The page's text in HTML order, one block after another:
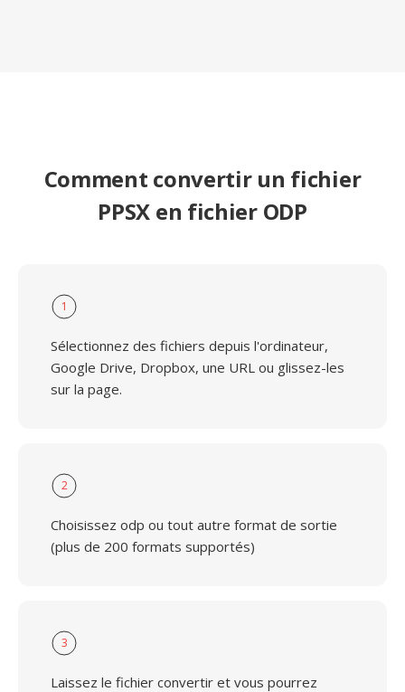
Comment convertir un fichier
PPSX en fichier ODP
1
Sélectionnez des fichiers depuis l'ordinateur,
Google Drive, Dropbox, une URL ou glissez-les
sur la page.
2
Choisissez odp ou tout autre format de sortie
(plus de 200 formats supportés)
3
Laissez le fichier convertir et vous pourrez